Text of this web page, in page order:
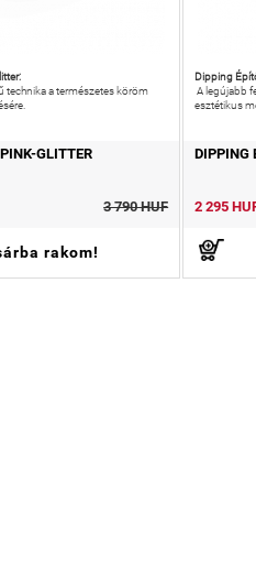
technika a természetes köröm
GLITTER
3 790 HUF
rakom!
Dipping
A legújabb
esztétikus
DIPPING
2 295